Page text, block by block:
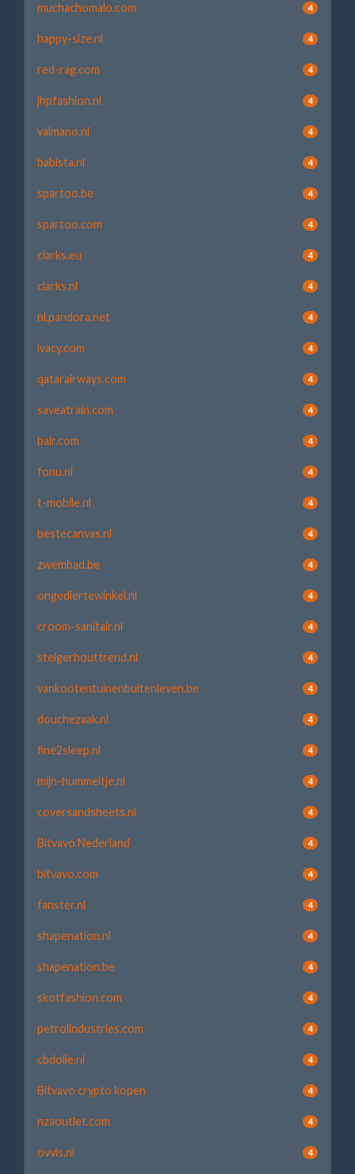
muchachomalo.com 4
happy-size.nl 4
red-rag.com 4
jhpfashion.nl 4
valmano.nl 4
babista.nl 4
spartoo.be 4
spartoo.com 4
clarks.eu 4
clarks.nl 4
nl.pandora.net 4
ivacy.com 4
qatarairways.com 4
saveatrain.com 4
balr.com 4
fonu.nl 4
t-mobile.nl 4
bestecanvas.nl 4
zwembad.be 4
ongediertewinkel.nl 4
croom-sanitair.nl 4
steigerhouttrend.nl 4
vankootentuinenbuitenleven.be 4
douchezaak.nl 4
fine2sleep.nl 4
mijn-hummeltje.nl 4
coversandsheets.nl 4
Bitvavo Nederland 4
bitvavo.com 4
fanster.nl 4
shapenation.nl 4
shapenation.be 4
skotfashion.com 4
petrolindustries.com 4
cbdolie.nl 4
Bitvavo crypto kopen 4
nzaoutlet.com 4
ovvis.nl 4